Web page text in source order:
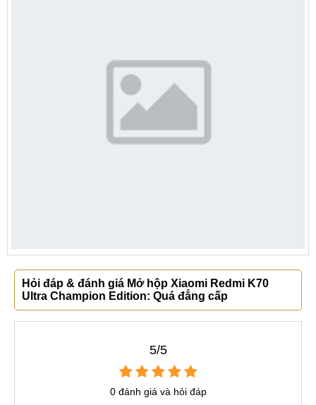
Hỏi đáp & đánh giá Mở hộp Xiaomi Redmi K70
Ultra Champion Edition: Quá đẳng cấp
5/5
0 đánh giá và hỏi đáp